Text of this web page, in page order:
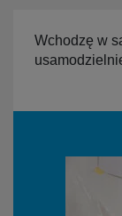
Wchodzę w